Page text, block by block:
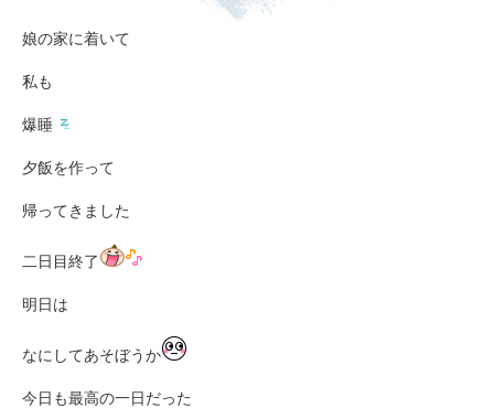
娘の家に着いて
私も
爆睡
夕飯を作って
帰ってきました
二日目終了
明日は
なにしてあそぼうか
今日も最高の一日だった